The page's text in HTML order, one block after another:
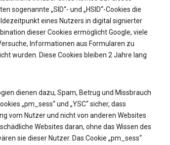
sogenannte „SID“- und „HSID“-Cookies die
eines Nutzers in digital signierter
dieser Cookies ermöglicht Google, viele
Informationen aus Formularen zu
wurden. Diese Cookies bleiben 2 Jahre lang
dienen dazu, Spam, Betrug und Missbrauch
„pm_sess“ und „YSC“ sicher, dass
vom Nutzer und nicht von anderen Websites
Websites daran, ohne das Wissen des
sie dieser Nutzer. Das Cookie „pm_sess“